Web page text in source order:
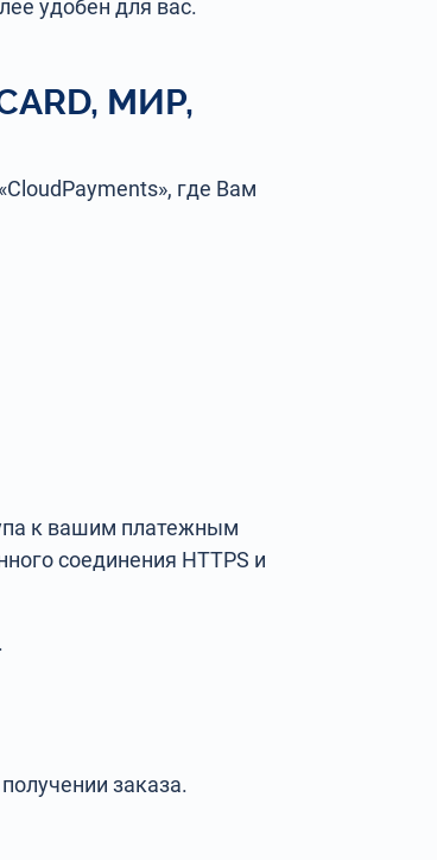
удобен для вас.
МИР,
где Вам
к вашим платежным
соединения HTTPS и
заказа.